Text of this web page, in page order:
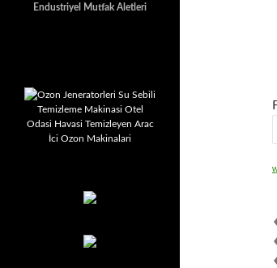
Endustriyel Mutfak Aletleri